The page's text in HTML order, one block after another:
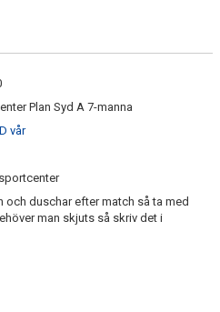
Plan Syd A 7-manna
vår
och duschar efter match så ta med
man skjuts så skriv det i